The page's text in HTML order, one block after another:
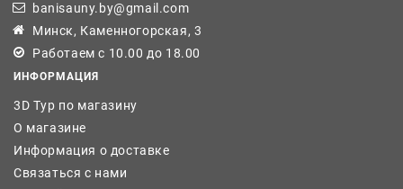
banisauny.by@gmail.com
Минск, Каменногорская, 3
Работаем с 10.00 до 18.00
ИНФОРМАЦИЯ
3D Тур по магазину
О магазине
Информация о доставке
Связаться с нами